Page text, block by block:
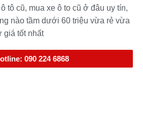
tô cũ, mua xe ô to cũ ở đâu uy tín,
nào tầm dưới 60 triệu vừa rẻ vừa
giá tốt nhất
090 224 6868